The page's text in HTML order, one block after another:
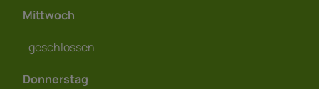
Mittwoch
geschlossen
Donnerstag